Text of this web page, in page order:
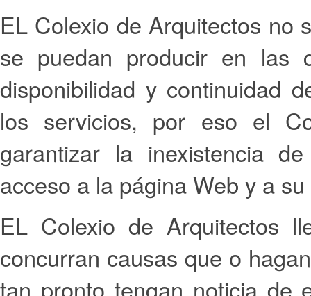
EL Colexio de Arquitectos no
se puedan producir en las
disponibilidad y continuidad
los servicios, por eso el
garantizar la inexistencia
acceso a la página Web y a
EL Colexio de Arquitectos
concurran causas que o
tan pronto tengan noticia de